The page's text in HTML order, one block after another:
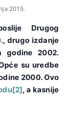
2015.
Drugog
drugo izdanje
godine 2002.
su uredbe
2000. Ovo
[2], a kasnije